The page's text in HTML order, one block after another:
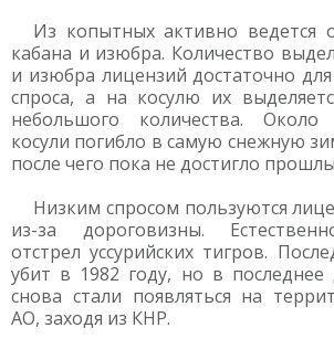
Из копытных активно ведется
кабана и изюбра. Количество
и изюбра лицензий достаточно
спроса, а на косулю их
небольшого количества. Около
косули погибло в самую снежную
после чего пока не достигло
Низким спросом пользуются
из-за дороговизны.
отстрел уссурийских тигров.
убит в 1982 году, но в последнее
снова стали появляться на
АО, заходя из КНР.